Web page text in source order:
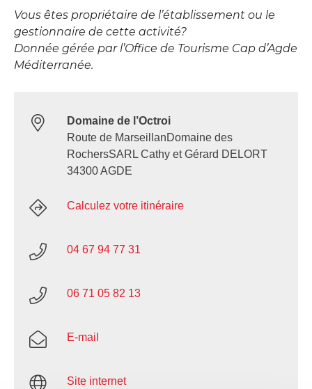
Vous êtes propriétaire de l’établissement ou le
gestionnaire de cette activité?
Donnée gérée par l’Office de Tourisme Cap d’Agde
Méditerranée.
Domaine de l’Octroi
Route de MarseillanDomaine des
RochersSARL Cathy et Gérard DELORT
34300 AGDE
Calculez votre itinéraire
04 67 94 77 31
06 71 05 82 13
E-mail
Site internet